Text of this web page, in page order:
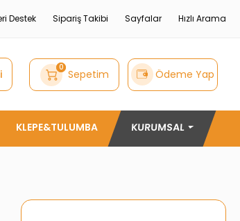
Destek Sipariş Takibi Sayfalar Hızlı Arama
0 Sepetim Ödeme Yap
KLEPE&TULUMBA KURUMSAL